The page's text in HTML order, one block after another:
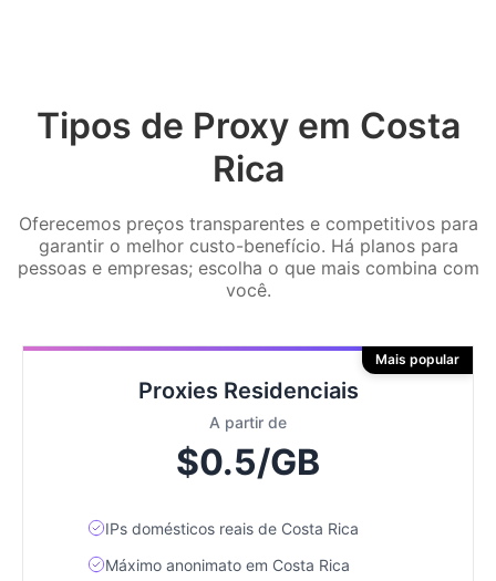
Tipos de Proxy em Costa
Rica
Oferecemos preços transparentes e competitivos para
garantir o melhor custo-benefício. Há planos para
pessoas e empresas; escolha o que mais combina com
você.
Proxies Residenciais
A partir de
$0.5/GB
IPs domésticos reais de Costa Rica
Máximo anonimato em Costa Rica
Mais popular